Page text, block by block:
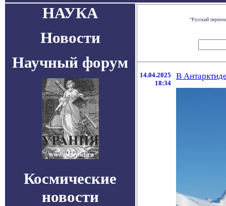
НАУКА
Новости
Научный форум
Космические
новости
"Русский
14.04.2025
18:34
В